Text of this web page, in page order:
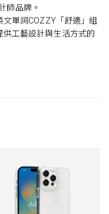
師品牌。
單詞COZZY「舒適」組
工藝設計與生活方式的